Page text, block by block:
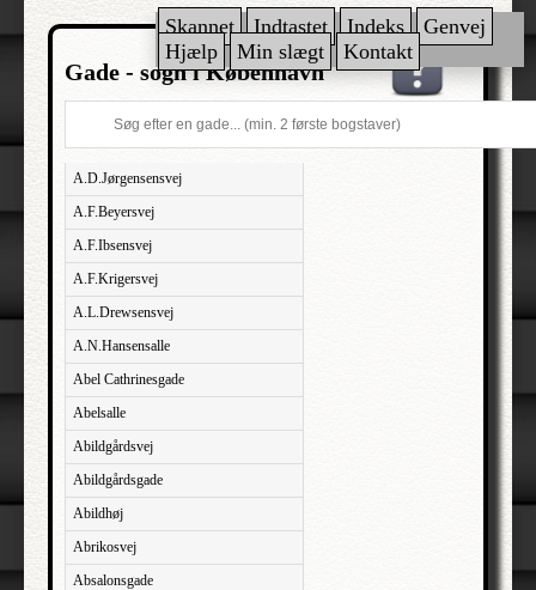
Skannet Indtastet Indeks
Genvej
Hjælp
Min slægt Kontakt
Gade - sogn i København
A.D.Jørgensensvej
A.F.Beyersvej
A.F.Ibsensvej
A.F.Krigersvej
A.L.Drewsensvej
A.N.Hansensalle
Abel Cathrinesgade
Abelsalle
Abildgårdsvej
Abildgårdsgade
Abildhøj
Abrikosvej
Absalonsgade